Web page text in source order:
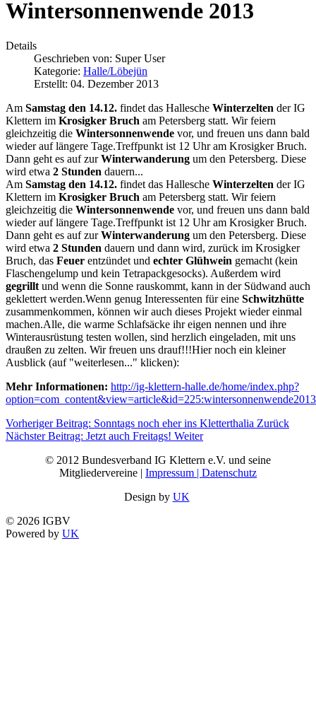
Wintersonnenwende 2013
Details
Geschrieben von: Super User
Kategorie: Halle/Löbejün
Erstellt: 04. Dezember 2013
Am Samstag den 14.12. findet das Hallesche Winterzelten der IG
Klettern im Krosigker Bruch am Petersberg statt. Wir feiern
gleichzeitig die Wintersonnenwende vor, und freuen uns dann bald
wieder auf längere Tage.Treffpunkt ist 12 Uhr am Krosigker Bruch.
Dann geht es auf zurWinterwanderung um den Petersberg. Diese
wird etwa 2 Stunden dauern...
Am Samstag den 14.12. findet das Hallesche Winterzelten der IG
Klettern im Krosigker Bruch am Petersberg statt. Wir feiern
gleichzeitig die Wintersonnenwende vor, und freuen uns dann bald
wieder auf längere Tage.Treffpunkt ist 12 Uhr am Krosigker Bruch.
Dann geht es auf zurWinterwanderung um den Petersberg. Diese
wird etwa 2 Stunden dauern und dann wird, zurück im Krosigker
Bruch, das Feuer entzündet und echter Glühwein gemacht (kein
Flaschengelump und kein Tetrapackgesocks). Außerdem wird
gegrillt und wenn die Sonne rauskommt, kann in der Südwand auch
geklettert werden.Wenn genug Interessenten für eine Schwitzhütte
zusammenkommen, können wir auch dieses Projekt wieder einmal
machen.Alle, die warme Schlafsäcke ihr eigen nennen und ihre
Winterausrüstung testen wollen, sind herzlich eingeladen, mit uns
draußen zu zelten. Wir freuen uns drauf!!!Hier noch ein kleiner
Ausblick (auf "weiterlesen..." klicken):
Mehr Informationen: http://ig-klettern-halle.de/home/index.php?
Vorheriger Beitrag: Sonntags noch eher ins Kletterthalia Zurück
Nächster Beitrag: Jetzt auch Freitags! Weiter
© 2012 Bundesverband IG Klettern e.V. und seine
Mitgliedervereine | Impressum | Datenschutz
Design by UK
© 2026 IGBV
Powered by UK